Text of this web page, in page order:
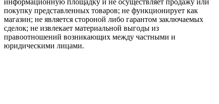
информационную площадку и не осуществляет продажу или
покупку представленных товаров; не функционирует как
магазин; не является стороной либо гарантом заключаемых
сделок; не извлекает материальной выгоды из
правоотношений возникающих между частными и
юридическими лицами.